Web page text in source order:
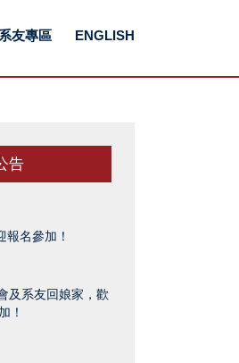
系友專區 ENGLISH
告
名參加！
及系友回娘家，歡
！